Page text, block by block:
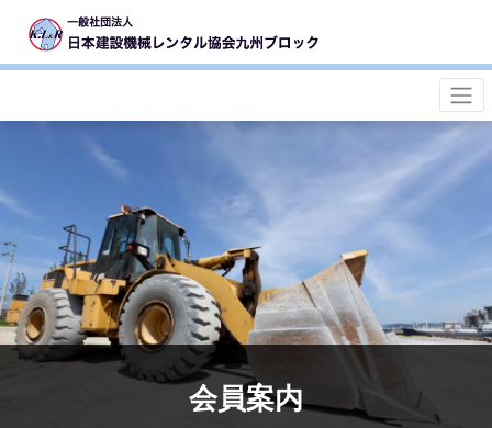
会員案内